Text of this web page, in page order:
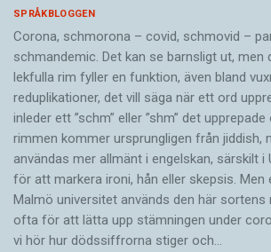
SPRÅKBLOGGEN
Corona, schmorona – covid, schmovid –
schmandemic. Det kan se barnsligt ut, men
lekfulla rim fyller en funktion, även bland
reduplikationer, det vill säga när ett ord
inleder ett ”schm” eller ”shm” det upprepade
rimmen kommer ursprungligen från jiddish,
användas mer allmänt i engelskan, särskilt i
för att markera ironi, hån eller skepsis. Men
Malmö universitet används den här sortens
ofta för att lätta upp stämningen under
vi hör hur dödssiffrorna stiger och…